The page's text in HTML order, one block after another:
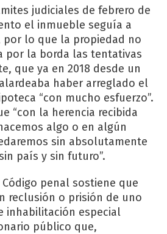
judiciales de febrero de
el inmueble seguía a
por lo que la propiedad no
por la borda las tentativas
que ya en 2018 desde un
haber arreglado el
“con mucho esfuerzo”.
“con la herencia recibida
algo o en algún
sin absolutamente
país y sin futuro”.
penal sostiene que
reclusión o prisión de uno
inhabilitación especial
público que,